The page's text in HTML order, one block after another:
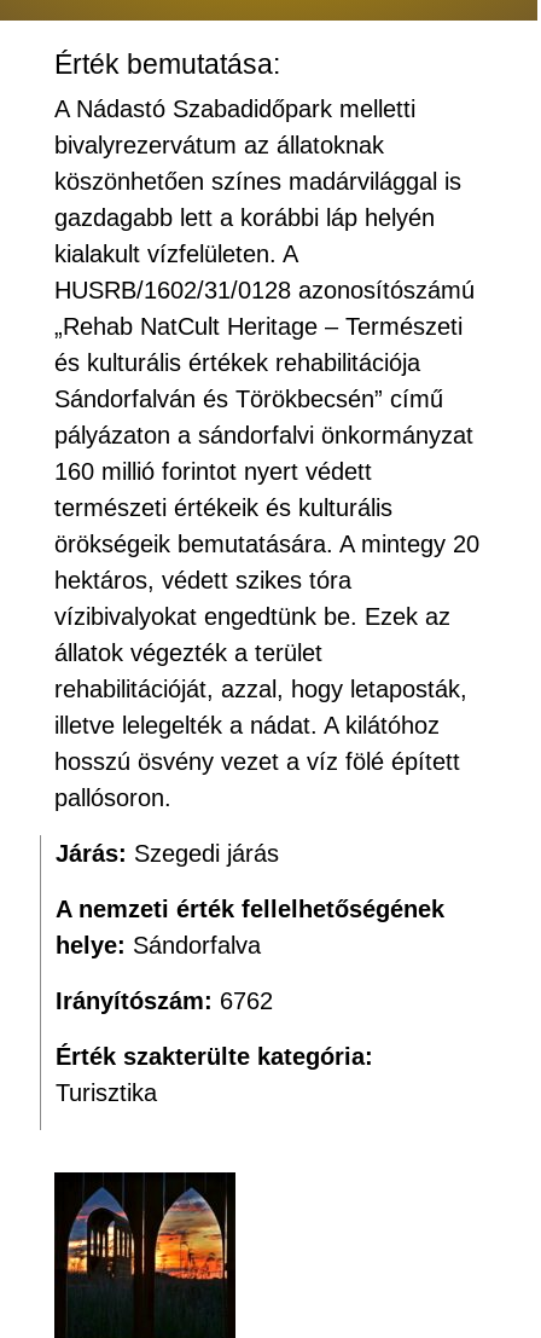
Érték bemutatása:
A Nádastó Szabadidőpark melletti
bivalyrezervátum az állatoknak
köszönhetően színes madárvilággal is
gazdagabb lett a korábbi láp helyén
kialakult vízfelületen. A
HUSRB/1602/31/0128 azonosítószámú
„Rehab NatCult Heritage – Természeti
és kulturális értékek rehabilitációja
Sándorfalván és Törökbecsén” című
pályázaton a sándorfalvi önkormányzat
160 millió forintot nyert védett
természeti értékeik és kulturális
örökségeik bemutatására. A mintegy 20
hektáros, védett szikes tóra
vízibivalyokat engedtünk be. Ezek az
állatok végezték a terület
rehabilitációját, azzal, hogy letaposták,
illetve lelegelték a nádat. A kilátóhoz
hosszú ösvény vezet a víz fölé épített
pallósoron.
Járás: Szegedi járás
A nemzeti érték fellelhetőségének
helye: Sándorfalva
Irányítószám: 6762
Érték szakterülte kategória:
Turisztika